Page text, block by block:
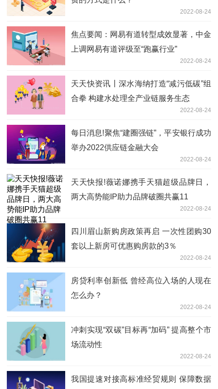
2022-08-24
焦点要闻：网易有道转型成效显著，中金
上调网易有道评级至“跑赢行业”
2022-08-24
天天快资讯丨深水海纳打造“减污低碳”组
合拳 构建水处理全产业链服务生态
2022-08-24
每日消息!聚焦“建圈强链”，平安银行成功
举办2022供应链金融大会
2022-08-24
天天快报!薇诺娜携手天猫超级品牌日，
两大高势能IP助力品牌破圈共赢11
2022-08-24
四川眉山新购房政策再启 一次性团购30
套以上新房可优惠购房款的3％
2022-08-24
房贷利率创新低 曾经高位入场的人现在
怎么办？
2022-08-24
冲刺实现“双碳”目标再“加码” 提高整个市
场流动性
2022-08-24
我国提速对接高标准经贸规则 保障数据